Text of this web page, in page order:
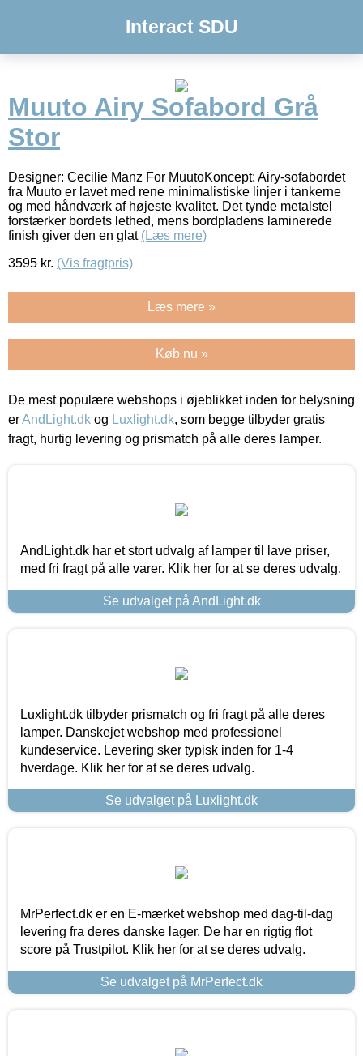
Interact SDU
Muuto Airy Sofabord Grå
Stor
Designer: Cecilie Manz For MuutoKoncept: Airy-sofabordet
fra Muuto er lavet med rene minimalistiske linjer i tankerne
og med håndværk af højeste kvalitet. Det tynde metalstel
forstærker bordets lethed, mens bordpladens laminerede
finish giver den en glat (Læs mere)
3595 kr. (Vis fragtpris)
Læs mere »
Køb nu »
De mest populære webshops i øjeblikket inden for belysning
erAndLight.dk og Luxlight.dk, som begge tilbyder gratis
fragt, hurtig levering og prismatch på alle deres lamper.
AndLight.dk har et stort udvalg af lamper til lave priser,
med fri fragt på alle varer. Klik her for at se deres udvalg.
Se udvalget på AndLight.dk
Luxlight.dk tilbyder prismatch og fri fragt på alle deres
lamper. Danskejet webshop med professionel
kundeservice. Levering sker typisk inden for 1-4
hverdage. Klik her for at se deres udvalg.
Se udvalget på Luxlight.dk
MrPerfect.dk er en E-mærket webshop med dag-til-dag
levering fra deres danske lager. De har en rigtig flot
score på Trustpilot. Klik her for at se deres udvalg.
Se udvalget på MrPerfect.dk